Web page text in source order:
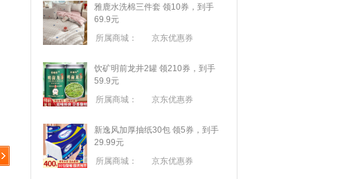
雅鹿水洗棉三件套 领10券，到手
69.9元
所属商城：
京东优惠券
饮矿明前龙井2罐 领210券，到手
59.9元
所属商城：
京东优惠券
新逸风加厚抽纸30包 领5券，到手
29.99元
所属商城：
京东优惠券